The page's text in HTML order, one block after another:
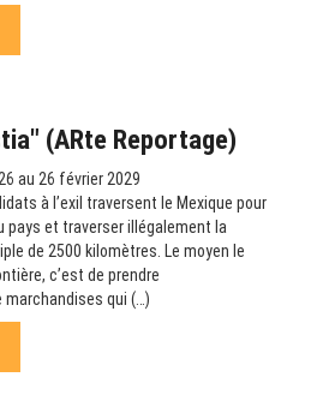
(ARte Reportage)
au 26 février 2029
à l’exil traversent le Mexique pour
pays et traverser illégalement la
de 2500 kilomètres. Le moyen le
c’est de prendre
qui (…)